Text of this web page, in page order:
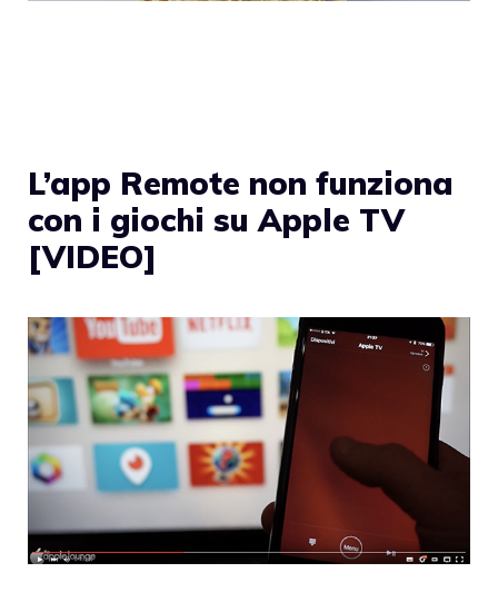
L’app Remote non funziona
con i giochi su Apple TV
[VIDEO]